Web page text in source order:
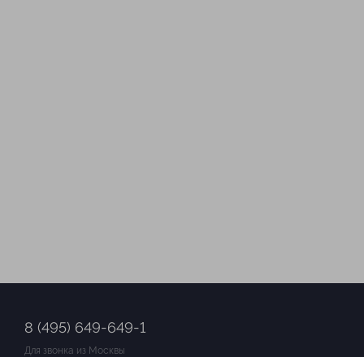
8 (495) 649-649-1
Для звонка из Москвы